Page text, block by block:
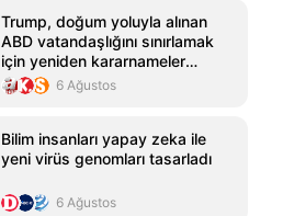
Trump, doğum yoluyla alınan
ABD vatandaşlığını sınırlamak
için yeniden kararnameler
imzaladı6 Ağustos
Bilim insanları yapay zeka ile
yeni virüs genomları tasarladı
6 Ağustos